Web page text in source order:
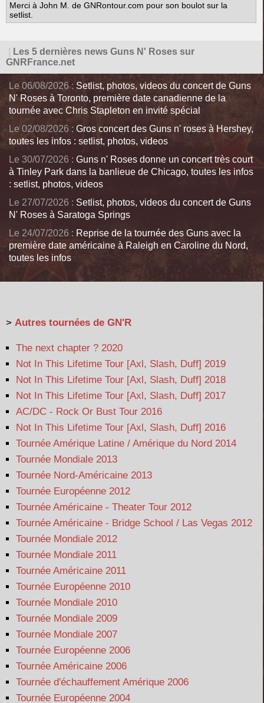
Merci à John M. de GNRontour.com pour son boulot sur la
setlist.
Les 5 dernières news Guns N' Roses sur
GNRFrance.net
Le 06/08/2026 : Setlist, photos, videos du concert de Guns
N' Roses à Toronto, première date canadienne de la
tournée avec Chris Stapleton en invité spécial
Le 02/08/2026 : Gros concert des Guns n' roses à Hershey,
toutes les infos : setlist, photos, videos
Le 30/07/2026 : Guns n' Roses donne un concert très court
à Tinley Park dans la banlieue de Chicago, toutes les infos
: setlist, photos, videos
Le 27/07/2026 : Setlist, photos, videos du concert de Guns
N' Roses à Saratoga Springs
Le 24/07/2026 : Reprise de la tournée des Guns avec la
première date américaine à Raleigh en Caroline du Nord,
toutes les infos
> Autres tournées de GN'R
The next chapter ? 2020
Not In This Lifetime Tour [Axl, Slash, Duff] 2019
Not In This Lifetime Tour [Axl, Slash, Duff] 2018
Not In This Lifetime Tour [Axl, Slash, Duff] 2017
AC/DC - Rock Or Bust Tour 2016
Not In This Lifetime Tour [Axl, Slash, Duff] 2016
Tournée Amérique Latine / Amérique du Nord 2014
Tournée Mondiale 2013
Tournée Nord-Américaine 2013
Tournée Européenne 2012
Tournée Américaine - Theater Tour 2012
Tournée Américaine - Bridge School / Las Vegas 2012
Tournée Mondiale 2012
Tournée Mondiale 2011
Tournée Américaine 2011
Tournée Européenne 2010
Tournée Mondiale 2010
Tournée Mondiale 2009
Tournée Mondiale 2007
Tournée Européenne 2006
Tournée Américaine 2006
Tournée d'échauffement Amérique 2006
Tournée Européenne 2004